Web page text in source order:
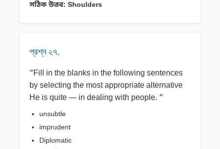
সঠিক উত্তর: Shoulders
প্রশ্ন ২৭.
“Fill in the blanks in the following sentences
by selecting the most appropriate alternative
He is quite — in dealing with people. “
unsubtle
imprudent
Diplomatic